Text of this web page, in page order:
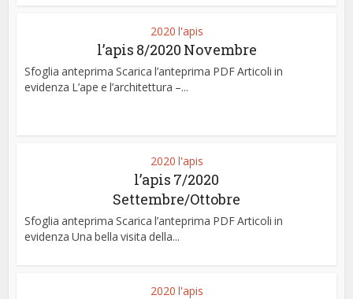
2020 l'apis
l’apis 8/2020 Novembre
Sfoglia anteprima Scarica l’anteprima PDF Articoli in
evidenza L’ape e l’architettura –...
2020 l'apis
l’apis 7/2020
Settembre/Ottobre
Sfoglia anteprima Scarica l’anteprima PDF Articoli in
evidenza Una bella visita della...
2020 l'apis